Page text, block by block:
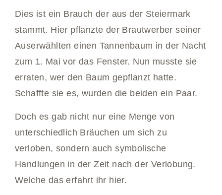
Dies ist ein Brauch der aus der Steiermark
stammt. Hier pflanzte der Brautwerber seiner
Auserwählten einen Tannenbaum in der Nacht
zum 1. Mai vor das Fenster. Nun musste sie
erraten, wer den Baum gepflanzt hatte.
Schaffte sie es, wurden die beiden ein Paar.
Doch es gab nicht nur eine Menge von
unterschiedlich Bräuchen um sich zu
verloben, sondern auch symbolische
Handlungen in der Zeit nach der Verlobung.
Welche das erfahrt ihr hier.